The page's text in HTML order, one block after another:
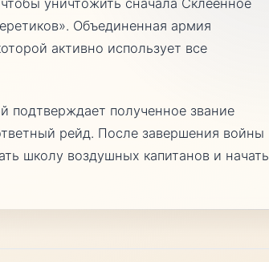
уничтожить сначала Склеенное
Объединенная армия
активно использует все
подтверждает полученное звание
рейд. После завершения войны
школу воздушных капитанов и начать